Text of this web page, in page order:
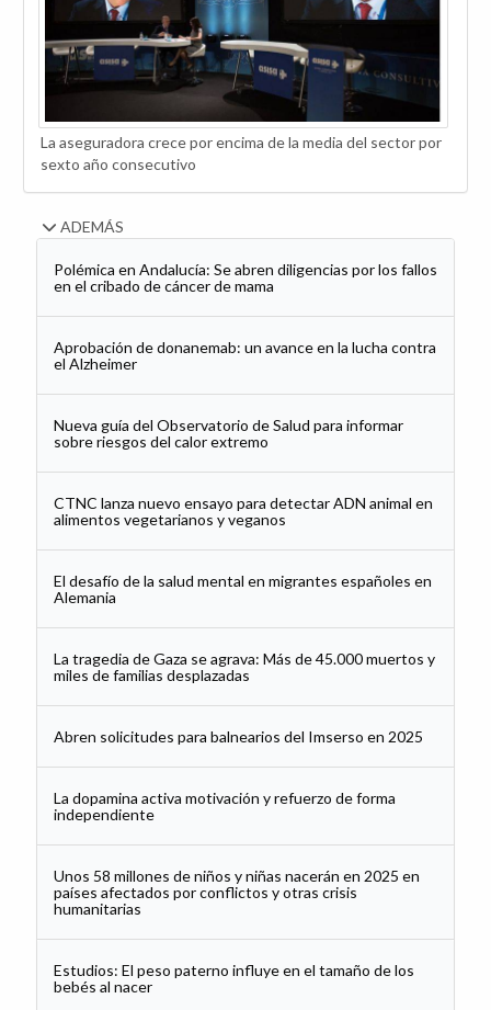
La aseguradora crece por encima de la media del sector por
sexto año consecutivo
ADEMÁS
Polémica en Andalucía: Se abren diligencias por los fallos
en el cribado de cáncer de mama
Aprobación de donanemab: un avance en la lucha contra
el Alzheimer
Nueva guía del Observatorio de Salud para informar
sobre riesgos del calor extremo
CTNC lanza nuevo ensayo para detectar ADN animal en
alimentos vegetarianos y veganos
El desafío de la salud mental en migrantes españoles en
Alemania
La tragedia de Gaza se agrava: Más de 45.000 muertos y
miles de familias desplazadas
Abren solicitudes para balnearios del Imserso en 2025
La dopamina activa motivación y refuerzo de forma
independiente
Unos 58 millones de niños y niñas nacerán en 2025 en
países afectados por conflictos y otras crisis
humanitarias
Estudios: El peso paterno influye en el tamaño de los
bebés al nacer